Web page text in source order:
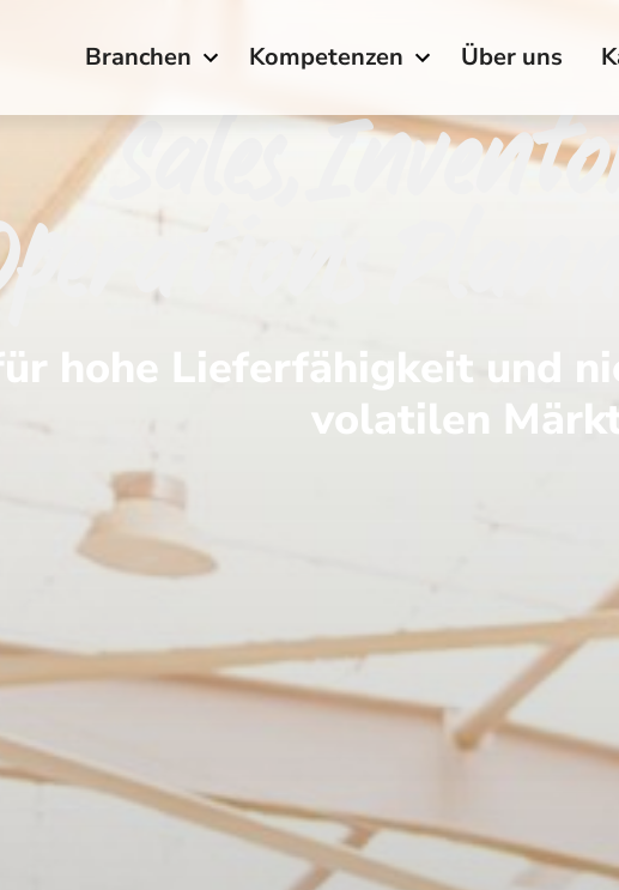
Branchen Kompetenzen Über uns
Sales,
hohe Lieferfähigkeit und
volatilen